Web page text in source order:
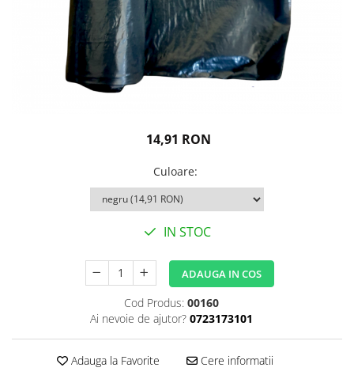
14,91 RON
Culoare:
IN STOC
ADAUGA IN COS
Cod Produs: 00160
Ai nevoie de ajutor? 0723173101
Adauga la Favorite Cere informatii